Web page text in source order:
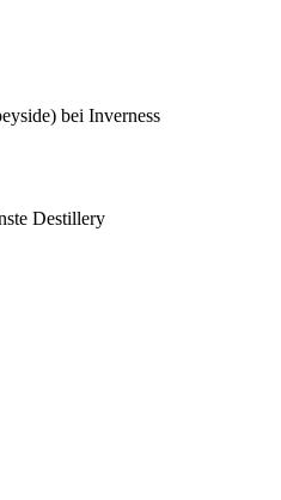
bei Inverness
Destillery